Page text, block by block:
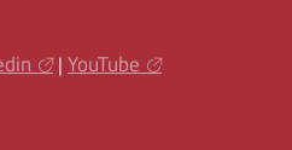
| YouTube